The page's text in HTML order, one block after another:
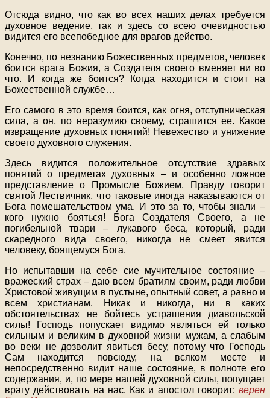
Отсюда видно, что как во всех наших делах требуется
духовное ведение, так и здесь со всею очевидностью
видится его всепобедное для врагов действо.
Конечно, по незнанию Божественных предметов, человек
боится врага Божия, а Создателя своего вменяет ни во
что. И когда же боится? Когда находится и стоит на
Божественной службе…
Его самого в это время боится, как огня, отступническая
сила, а он, по неразумию своему, страшится ее. Какое
извращение духовных понятий! Невежество и унижение
своего духовного служения.
Здесь видится положительное отсутствие здравых
понятий о предметах духовных – и особенно ложное
представление о Промысле Божием. Правду говорит
святой Лествичник, что таковые иногда наказываются от
Бога помешательством ума. И это за то, чтобы знали –
кого нужно бояться! Бога Создателя Своего, а не
погибельной твари – лукавого беса, который, ради
скаредного вида своего, никогда не смеет явится
человеку, боящемуся Бога.
Но испытавши на себе сие мучительное состояние –
вражеский страх – даю всем братиям своим, ради любви
Христовой живущим в пустыне, опытный совет, а равно и
всем христианам. Никак и никогда, ни в каких
обстоятельствах не бойтесь устрашения диавольской
силы! Господь попускает видимо являться ей только
сильным и великим в духовной жизни мужам, а слабым
во веки не дозволит явиться бесу, потому что Господь
Сам находится повсюду, на всяком месте и
непосредственно видит наше состояние, в полноте его
содержания, и, по мере нашей духовной силы, попущает
врагу действовать на нас. Как и апостол говорит: верен